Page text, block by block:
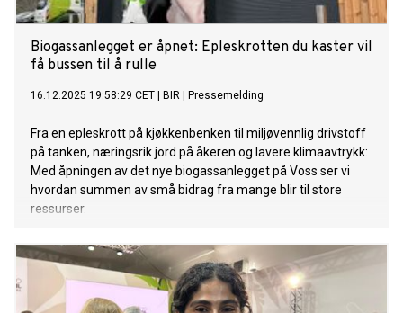
Biogassanlegget er åpnet: Epleskrotten du kaster vil
få bussen til å rulle
16.12.2025 19:58:29 CET BIR Pressemelding
Fra en epleskrott på kjøkkenbenken til miljøvennlig drivstoff
på tanken, næringsrik jord på åkeren og lavere klimaavtrykk:
Med åpningen av det nye biogassanlegget på Voss ser vi
hvordan summen av små bidrag fra mange blir til store
ressurser.